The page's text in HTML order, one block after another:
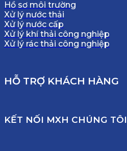
Hồ sơ môi trường
Xử lý nước thải
Xử lý nước cấp
Xử lý khí thải công nghiệp
Xử lý rác thải công nghiệp
HỖ TRỢ KHÁCH HÀNG
KẾT NỐI MXH CHÚNG TÔI